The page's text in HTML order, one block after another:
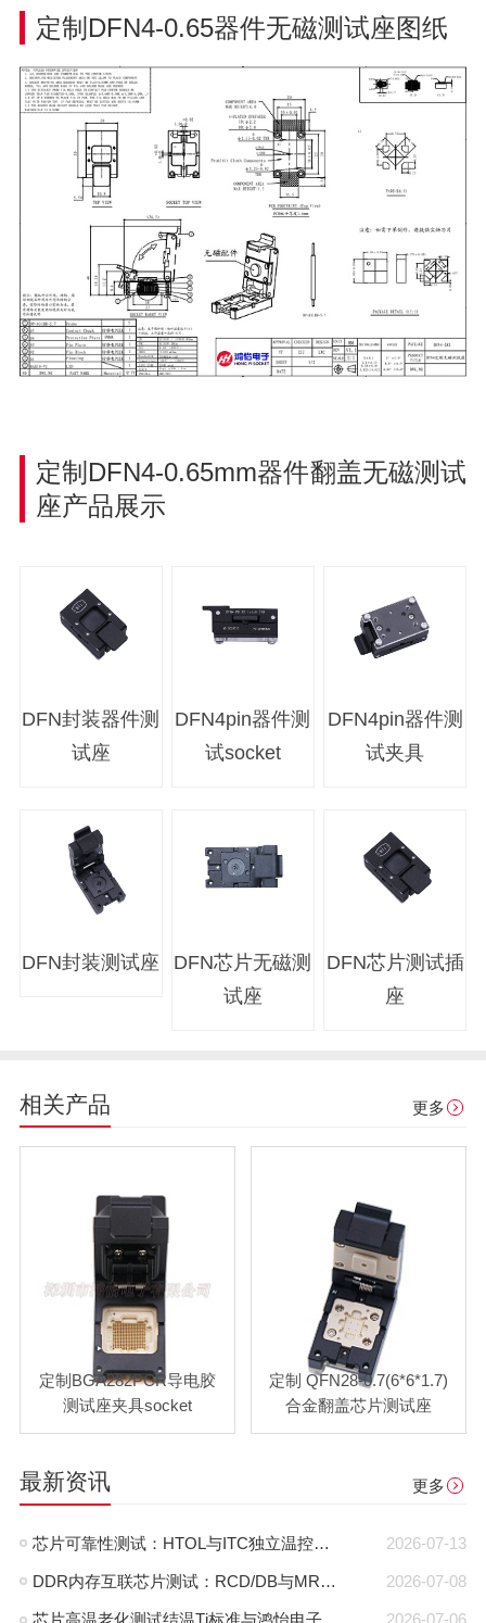
定制DFN4-0.65器件无磁测试座图纸
定制DFN4-0.65mm器件翻盖无磁测试
座产品展示
DFN封装器件测
试座
DFN4pin器件测
试socket
DFN4pin器件测
试夹具
DFN封装测试座
DFN芯片无磁测
试座
DFN芯片测试插
座
相关产品 更多
定制BGA282PCR导电胶
测试座夹具socket
定制 QFN28-0.7(6*6*1.7)
合金翻盖芯片测试座
最新资讯 更多
2026-07-13
芯片可靠性测试：HTOL与ITC独立温控，鸿怡电子芯片老化座工程师带您了解两种完全不同的老化测试方式
2026-07-08
DDR内存互联芯片测试：RCD/DB与MRCD/MDB引脚参数及鸿怡电子芯片测试座工程应用